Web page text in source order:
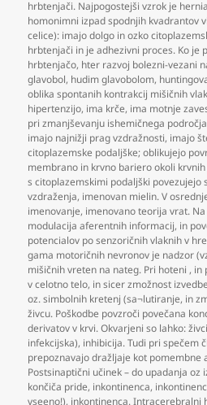
hrbtenjači. Najpogostejši vzrok je
homonimni izpad spodnjih kvadrantov
celice): imajo dolgo in ozko
hrbtenjači in je adhezivni proces. Ko je
hrbtenjačo, hter razvoj bolezni-vezani
glavobol, hudim glavobolom,
oblika spontanih kontrakcij mišičnih
hipertenzijo, ima krče, ima motnje
pri zmanjševanju ishemičnega
imajo najnižji prag vzdražnosti, imajo
citoplazemske podaljške; oblikujejo
membrano in krvno bariero okoli
s citoplazemskimi podaljški povezujejo
vzdraženja, imenovan mielin. V
imenovanje, imenovano teorija vrat.
modulacija aferentnih informacij, in
potencialov po senzoričnih vlaknih v
gama motoričnih nevronov je nadzor
mišičnih vreten na nateg. Pri hoteni , in
v celotno telo, in sicer zmožnost
oz. simbolnih kretenj (sa¬lutiranje, in
živcu. Poškodbe povzroči povečana
derivatov v krvi. Okvarjeni so lahko:
infekcijska), inhibicija. Tudi pri spečem
prepoznavajo dražljaje kot pomembne
Postsinaptični učinek – do upadanja
končiča pride, inkontinenca,
vseeno!), inkontinenca. Intracerebralni